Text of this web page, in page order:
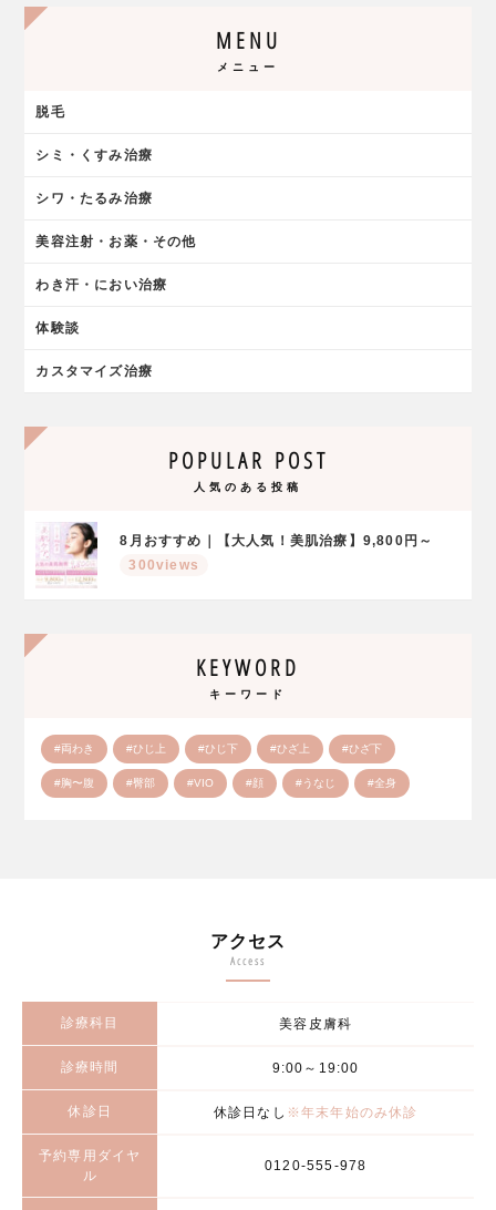
MENU
メニュー
脱毛
シミ・くすみ治療
シワ・たるみ治療
美容注射・お薬・その他
わき汗・におい治療
体験談
カスタマイズ治療
POPULAR POST
人気のある投稿
8月おすすめ｜【大人気！美肌治療】9,800円～
300views
KEYWORD
キーワード
#両わき #ひじ上 #ひじ下 #ひざ上 #ひざ下
#胸〜腹 #臀部 #VIO #顔 #うなじ #全身
アクセス
Access
診療科目 美容皮膚科
診療時間 9:00～19:00
休診日 休診日なし ※年末年始のみ休診
予約専用ダイヤ
ル
0120-555-978